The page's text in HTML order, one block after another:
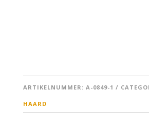
ARTIKELNUMMER: A-0849-1
HAARD